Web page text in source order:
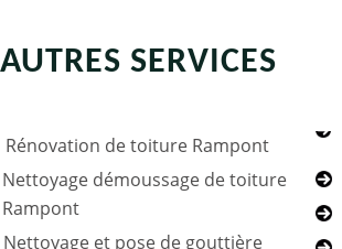
AUTRES SERVICES
Rénovation de toiture Rampont
Nettoyage démoussage de toiture
Rampont
Nettoyage et pose de gouttière